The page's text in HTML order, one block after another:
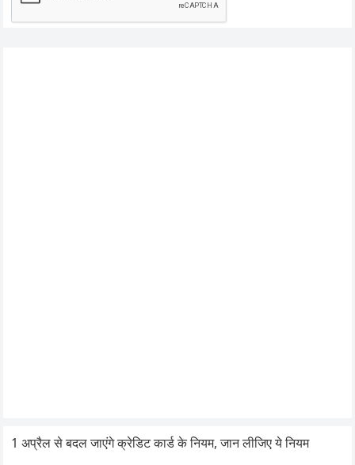
1 अप्रैल से बदल जाएंगे क्रेडिट कार्ड के नियम, जान लीजिए ये नियम